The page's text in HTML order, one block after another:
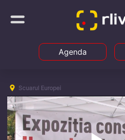
Agenda
Scuarul Europei